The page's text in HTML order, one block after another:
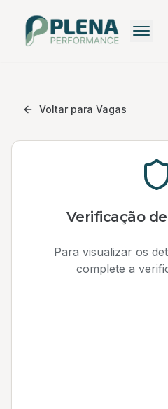
Voltar para Vagas
Verificação
Para visualizar os
complete a